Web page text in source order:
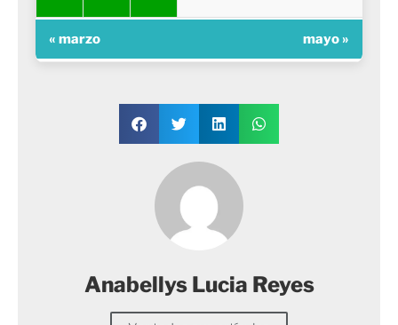
« marzo mayo »
Anabellys Lucia Reyes